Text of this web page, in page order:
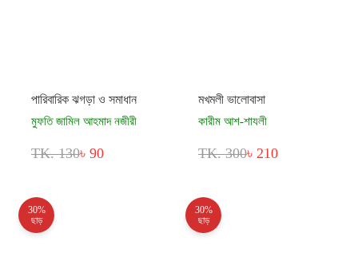
পারিবারিক ঝগড়া ও সমাধান
মুফতি জামিল আহমাদ নজীরী
TK. 130৳ 90
মখমলী ভালোবাসা
কারীম আশ-শাযলী
TK. 300৳ 210
30%
ছাড়
30%
ছাড়